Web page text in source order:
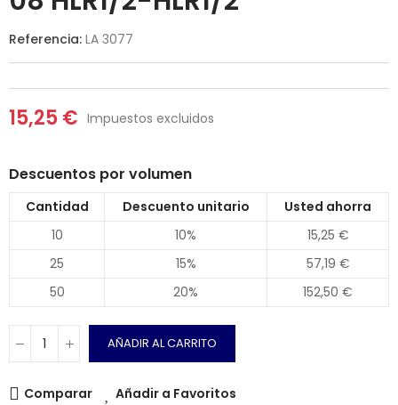
Referencia: LA 3077
15,25 € Impuestos excluidos
Descuentos por volumen
Cantidad Descuento unitario
Usted ahorra
10
10%
15,25 €
25
15%
57,19 €
50
20% 152,50 €
AÑADIR AL CARRITO
Comparar Añadir a Favoritos